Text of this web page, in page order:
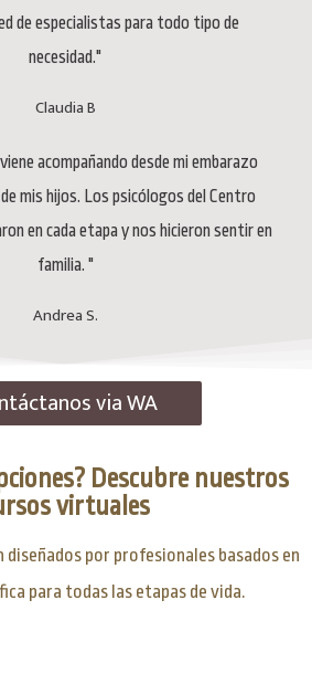
de especialistas para todo tipo de
necesidad."
Claudia B
acompañando desde mi embarazo
mis hijos. Los psicólogos del Centro
en cada etapa y nos hicieron sentir en
familia. "
Andrea S.
via WA
Descubre nuestros
virtuales
por profesionales basados en
para todas las etapas de vida.